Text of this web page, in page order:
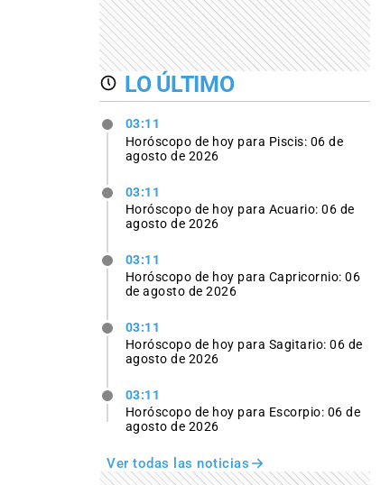
LO ÚLTIMO
03:11
Horóscopo de hoy para Piscis: 06 de
agosto de 2026
03:11
Horóscopo de hoy para Acuario: 06 de
agosto de 2026
03:11
Horóscopo de hoy para Capricornio: 06
de agosto de 2026
03:11
Horóscopo de hoy para Sagitario: 06 de
agosto de 2026
03:11
Horóscopo de hoy para Escorpio: 06 de
agosto de 2026
Ver todas las noticias